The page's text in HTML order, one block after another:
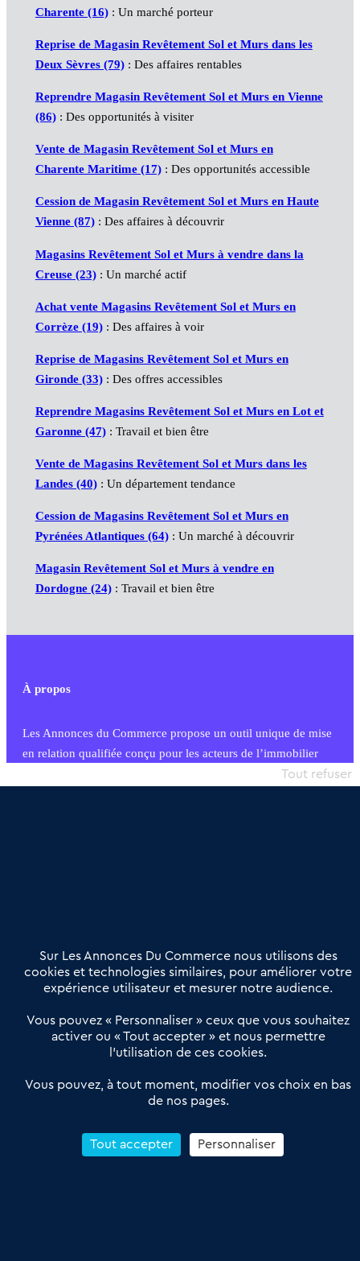
Charente (16): Un marché porteur
Reprise de Magasin Revêtement Sol et Murs dans les
Deux Sèvres (79): Des affaires rentables
Reprendre Magasin Revêtement Sol et Murs en Vienne
(86): Des opportunités à visiter
Vente de Magasin Revêtement Sol et Murs en
Charente Maritime (17): Des opportunités accessible
Cession de Magasin Revêtement Sol et Murs en Haute
Vienne (87): Des affaires à découvrir
Magasins Revêtement Sol et Murs à vendre dans la
Creuse (23): Un marché actif
Achat vente Magasins Revêtement Sol et Murs en
Corrèze (19): Des affaires à voir
Reprise de Magasins Revêtement Sol et Murs en
Gironde (33): Des offres accessibles
Reprendre Magasins Revêtement Sol et Murs en Lot et
Garonne (47): Travail et bien être
Vente de Magasins Revêtement Sol et Murs dans les
Landes (40): Un département tendance
Cession de Magasins Revêtement Sol et Murs en
Pyrénées Atlantiques (64): Un marché à découvrir
Magasin Revêtement Sol et Murs à vendre en
Dordogne (24): Travail et bien être
À propos
Les Annonces du Commerce propose un outil unique de mise
en relation qualifiée conçu pour les acteurs de l’immobilier
commercial et les collectivités territoriales, simple et intégrant
Offres Pro
Actualités
Qui sommes nous ?
Derniers articles
Réseau 3C : un partenaire national dédié aux transactions
Petitscommerces : Un partenariat au service du commerce de
proximité et des territoires
Reprendre un Restaurant Rapide
Sur Les Annonces Du Commerce nous utilisons des
cookies et technologies similaires, pour améliorer votre
expérience utilisateur et mesurer notre audience.
Vous pouvez « Personnaliser » ceux que vous souhaitez
activer ou « Tout accepter » et nous permettre
l’utilisation de ces cookies.
Vous pouvez, à tout moment, modifier vos choix en bas
de nos pages.
Tout accepter
Tout refuser
Personnaliser